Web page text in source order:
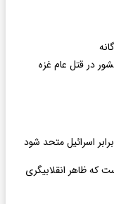
در قتل عام غزه
اسرائیل متحد شود
که ظاهر انقلابیگری